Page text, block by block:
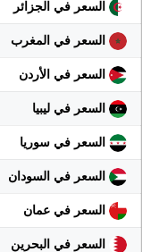
السعر في الجزائر
السعر في المغرب
السعر في الأردن
السعر في ليبيا
السعر في سوريا
السعر في السودان
السعر في عمان
السعر في البحرين